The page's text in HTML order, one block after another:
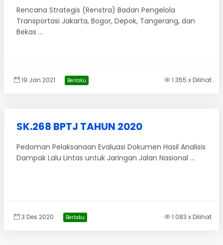
Rencana Strategis (Renstra) Badan Pengelola
Transportasi Jakarta, Bogor, Depok, Tangerang, dan
Bekas ...
19 Jan 2021 Berlaku 1.355 x Dilihat
SK.268 BPTJ TAHUN 2020
Pedoman Pelaksanaan Evaluasi Dokumen Hasil Analisis
Dampak Lalu Lintas untuk Jaringan Jalan Nasional ...
3 Des 2020 Berlaku 1.083 x Dilihat